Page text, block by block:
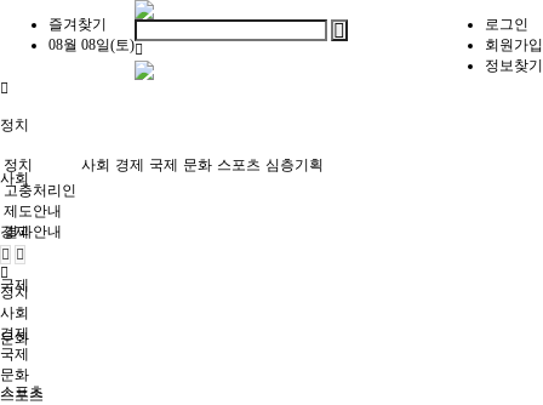
즐겨찾기
08월 08일(토)
로그인
회원가입
정보찾기
정치
사회
경제
국제
문화
스포츠
정치 사회 경제 국제 문화 스포츠 심층기획
고충처리인
제도안내
결과안내
정치
사회
경제
국제
문화
스포츠